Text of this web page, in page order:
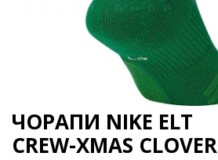
ЧОРАПИ NIKE ELT
CREW-XMAS CLOVER